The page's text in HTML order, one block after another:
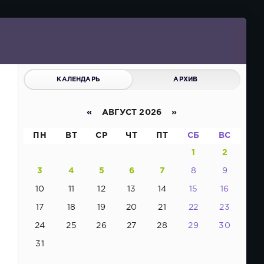
КАЛЕНДАРЬ АРХИВ
« АВГУСТ 2026 »
ПН ВТ СР ЧТ ПТ СБ ВС
1 2
3 4 5 6 7 8 9
10 11 12 13 14 15 16
17 18 19 20 21 22 23
24 25 26 27 28 29 30
31